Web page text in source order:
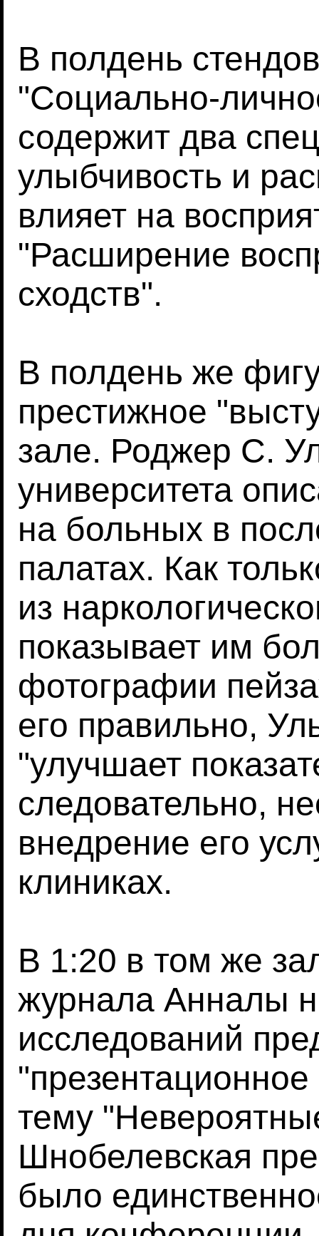
В полдень
"Социально-
содержит два
улыбчивость и
влияет на
"Расширение
сходств".
В полдень же
престижное
зале. Роджер С.
университета
на больных в
палатах. Как
из
показывает им
фотографии
его правильно,
"улучшает
следовательно,
внедрение его
клиниках.
В 1:20 в том же
журнала Анналы
исследований
тему
Шнобелевская
было